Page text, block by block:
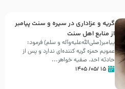
گریه و عزاداری در سیره و سنت پیامبر
از منابع اهل سنت
پیامبر(صلی‌الله‌علیه‌وآله و سلم) فرمود:
عمویم حمزه گریه کننده‌ای ندارد و پس از
حادثه احد، صفیه خواهر...
۱۵ /۰۵/ ۱۴۰۵